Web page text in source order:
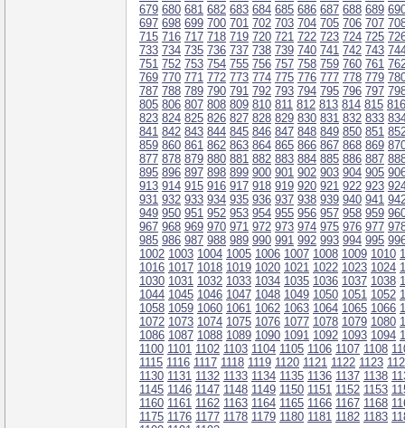
679 680 681 682 683 684 685 686 687 688 689
697 698 699 700 701 702 703 704 705 706 707
715 716 717 718 719 720 721 722 723 724 725
733 734 735 736 737 738 739 740 741 742 743
751 752 753 754 755 756 757 758 759 760 761
769 770 771 772 773 774 775 776 777 778 779
787 788 789 790 791 792 793 794 795 796 797
805 806 807 808 809 810 811 812 813 814 815 816
823 824 825 826 827 828 829 830 831 832 833
841 842 843 844 845 846 847 848 849 850 851
859 860 861 862 863 864 865 866 867 868 869
877 878 879 880 881 882 883 884 885 886 887
895 896 897 898 899 900 901 902 903 904 905
913 914 915 916 917 918 919 920 921 922 923
931 932 933 934 935 936 937 938 939 940 941
949 950 951 952 953 954 955 956 957 958 959
967 968 969 970 971 972 973 974 975 976 977
985 986 987 988 989 990 991 992 993 994 995
1002 1003 1004 1005 1006 1007 1008 1009 1010
1016 1017 1018 1019 1020 1021 1022 1023 1024
1030 1031 1032 1033 1034 1035 1036 1037 1038
1044 1045 1046 1047 1048 1049 1050 1051 1052
1058 1059 1060 1061 1062 1063 1064 1065 1066
1072 1073 1074 1075 1076 1077 1078 1079 1080
1086 1087 1088 1089 1090 1091 1092 1093 1094
1100 1101 1102 1103 1104 1105 1106 1107 1108
1115 1116 1117 1118 1119 1120 1121 1122 1123
1130 1131 1132 1133 1134 1135 1136 1137 1138
1145 1146 1147 1148 1149 1150 1151 1152 1153
1160 1161 1162 1163 1164 1165 1166 1167 1168
1175 1176 1177 1178 1179 1180 1181 1182 1183